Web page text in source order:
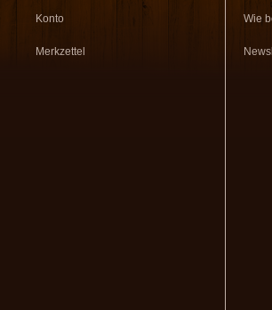
Konto
Merkzettel
Wie